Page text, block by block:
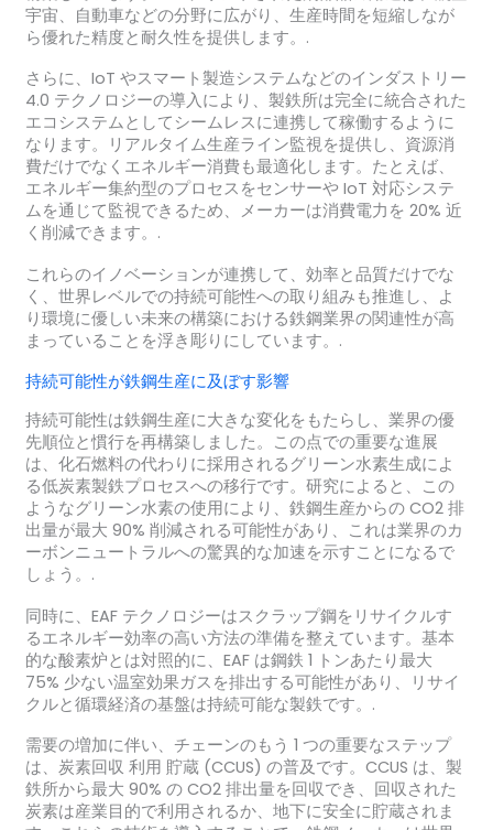
宇宙、自動車などの分野に広がり、生産時間を短縮しなが
ら優れた精度と耐久性を提供します。.
さらに、IoT やスマート製造システムなどのインダストリー
4.0 テクノロジーの導入により、製鉄所は完全に統合された
エコシステムとしてシームレスに連携して稼働するように
なります。リアルタイム生産ライン監視を提供し、資源消
費だけでなくエネルギー消費も最適化します。たとえば、
エネルギー集約型のプロセスをセンサーや IoT 対応システ
ムを通じて監視できるため、メーカーは消費電力を 20% 近
く削減できます。.
これらのイノベーションが連携して、効率と品質だけでな
く、世界レベルでの持続可能性への取り組みも推進し、よ
り環境に優しい未来の構築における鉄鋼業界の関連性が高
まっていることを浮き彫りにしています。.
持続可能性が鉄鋼生産に及ぼす影響
持続可能性は鉄鋼生産に大きな変化をもたらし、業界の優
先順位と慣行を再構築しました。この点での重要な進展
は、化石燃料の代わりに採用されるグリーン水素生成によ
る低炭素製鉄プロセスへの移行です。研究によると、この
ようなグリーン水素の使用により、鉄鋼生産からの CO2 排
出量が最大 90% 削減される可能性があり、これは業界のカ
ーボンニュートラルへの驚異的な加速を示すことになるで
しょう。.
同時に、EAF テクノロジーはスクラップ鋼をリサイクルす
るエネルギー効率の高い方法の準備を整えています。基本
的な酸素炉とは対照的に、EAF は鋼鉄 1 トンあたり最大
75% 少ない温室効果ガスを排出する可能性があり、リサイ
クルと循環経済の基盤は持続可能な製鉄です。.
需要の増加に伴い、チェーンのもう 1 つの重要なステップ
は、炭素回収 利用 貯蔵 (CCUS) の普及です。CCUS は、製
鉄所から最大 90% の CO2 排出量を回収でき、回収された
炭素は産業目的で利用されるか、地下に安全に貯蔵されま